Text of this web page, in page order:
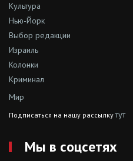
Культура
Нью-Йорк
Выбор редакции
Израиль
Колонки
Криминал
Мир
Подписаться на нашу рассылкутут
Мы в соцсетях